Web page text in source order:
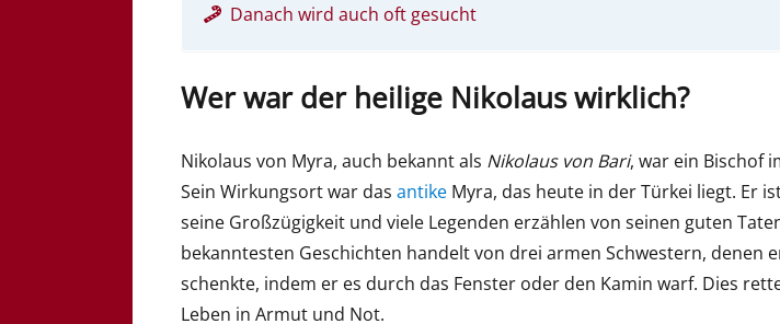
Danach wird auch oft gesucht
Wer war der heilige Nikolaus wirklich?
Nikolaus von Myra, auch bekannt als Nikolaus von Bari, war ein Bischof
Sein Wirkungsort war dasantike Myra, das heute in der Türkei liegt. Er
seine Großzügigkeit und viele Legenden erzählen von seinen guten
bekanntesten Geschichten handelt von drei armen Schwestern, denen
schenkte, indem er es durch das Fenster oder den Kamin warf. Dies
Leben in Armut und Not.